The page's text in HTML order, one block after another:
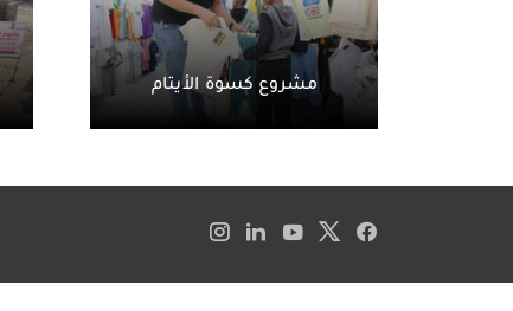
مشروع كسوة الأيتام